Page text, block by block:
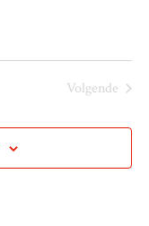
Volgende